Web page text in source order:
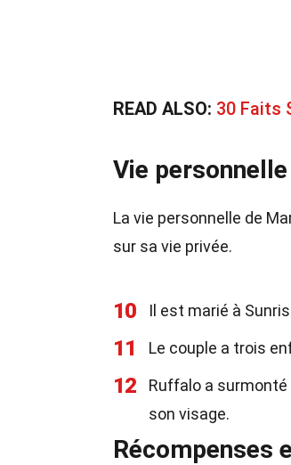
READ ALSO: 30 Faits
Vie personnelle
La vie personnelle de
sur sa vie privée.
10 Il est marié à
11 Le couple a trois
12 Ruffalo a surmonté
son visage.
Récompenses